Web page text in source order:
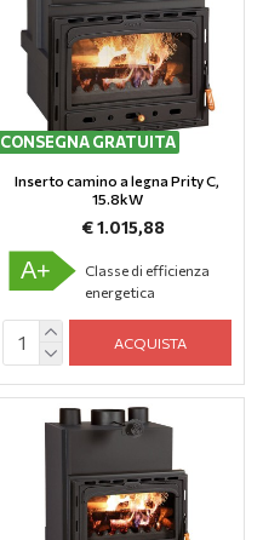
CONSEGNA GRATUITA
Inserto camino a legna Prity C,
15.8kW
€ 1.015,88
A+
Classe di efficienza
energetica
ACQUISTA